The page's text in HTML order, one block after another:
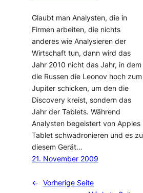
Glaubt man Analysten, die in
Firmen arbeiten, die nichts
anderes wie Analysieren der
Wirtschaft tun, dann wird das
Jahr 2010 nicht das Jahr, in dem
die Russen die Leonov hoch zum
Jupiter schicken, um den die
Discovery kreist, sondern das
Jahr der Tablets. Während
Analysten begeistert von Apples
Tablet schwadronieren und es zu
diesem Gerät…
21. November 2009
←
Vorherige Seite